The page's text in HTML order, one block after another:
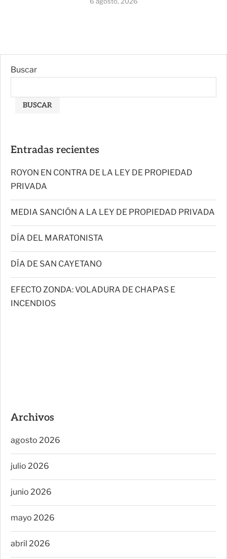
Buscar
BUSCAR
Entradas recientes
ROYON EN CONTRA DE LA LEY DE PROPIEDAD
PRIVADA
MEDIA SANCIÓN A LA LEY DE PROPIEDAD PRIVADA
DÍA DEL MARATONISTA
DÍA DE SAN CAYETANO
EFECTO ZONDA: VOLADURA DE CHAPAS E
INCENDIOS
Archivos
agosto 2026
julio 2026
junio 2026
mayo 2026
abril 2026